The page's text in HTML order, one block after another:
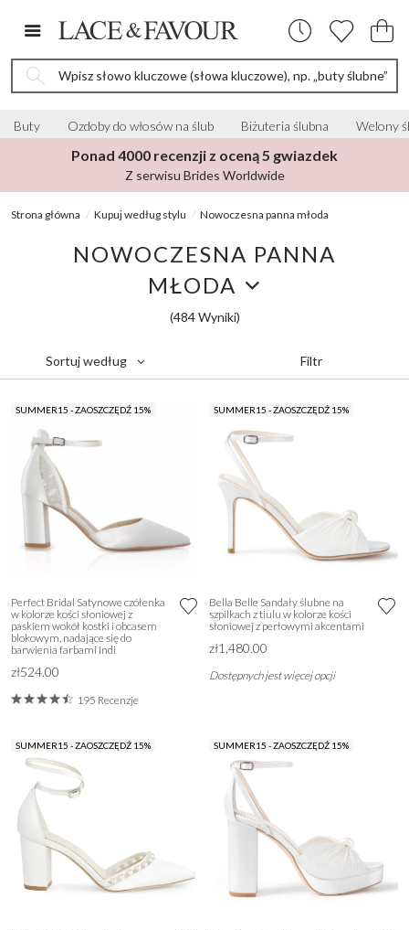
Wpisz słowo kluczowe (słowa kluczowe), np. „buty ślubne”
Buty Ozdoby do włosów na ślub Biżuteria ślubna Welony
Ponad 4000 recenzji z oceną 5 gwiazdek
Z serwisu Brides Worldwide
Strona główna Kupuj według stylu Nowoczesna panna młoda
NOWOCZESNA PANNA
MŁODA
(484 Wyniki)
Sortuj według Filtr
SUMMER15 - ZAOSZCZĘDŹ 15%
Perfect Bridal Satynowe czółenka
w kolorze kości słoniowej z
paskiem wokół kostki i obcasem
blokowym, nadające się do
barwienia farbami Indi
zł524.00
195 Recenzje
SUMMER15 - ZAOSZCZĘDŹ 15%
Bella Belle Sandały ślubne na
szpilkach z tiulu w kolorze kości
słoniowej z perłowymi akcentami
zł1,480.00
Dostępnych jest więcej opcji
SUMMER15 - ZAOSZCZĘDŹ 15% SUMMER15 - ZAOSZCZĘDŹ 15%